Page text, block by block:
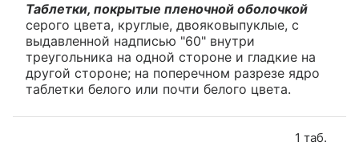
Таблетки, покрытые пленочной оболочкой
серого цвета, круглые, двояковыпуклые, с
выдавленной надписью "60" внутри
треугольника на одной стороне и гладкие на
другой стороне; на поперечном разрезе ядро
таблетки белого или почти белого цвета.
1 таб.